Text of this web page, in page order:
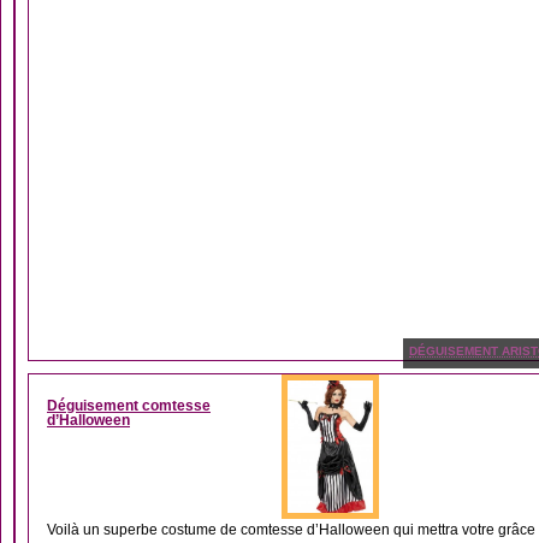
DÉGUISEMENT
Déguisement comtesse
d’Halloween
Voilà un superbe costume de comtesse d’Halloween qui mettra votre